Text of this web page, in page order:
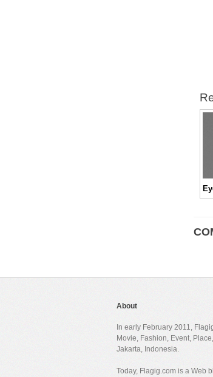
About
In early February 2011,
Movie, Fashion, Event,
Jakarta, Indonesia.
Today, Flagig.com is a Web